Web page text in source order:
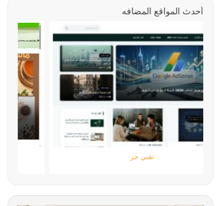
أحدث المواقع المضافه